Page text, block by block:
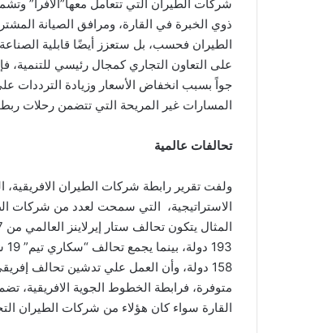
شركات الطيران التي تتعامل معها”الأفرا”
ذوي الخبرة في القارة، ومرافق الصيانة
الطيران فحسب، بل ستعزز أيضًا قابلية
على التعاون التجاري كمجال رئيسي
جواً بسبب انخفاض الأسعار وزيادة الترددات
المسارات غير المريحة التي تتضمن رحلات
تحالفات عالمية
ولفت تقرير رابطة شركات الطيران
الاستراتيجية، التي سمحت لعدد من شركات
158 دولة، وأن العمل علي تدشين تحالف
القارة سواء كان هؤلاء من شركات الطيران